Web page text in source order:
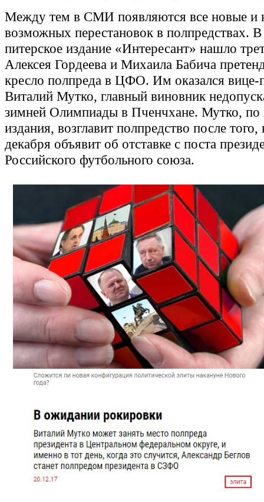
Между тем в СМИ появляются все новые и
возможных перестановок в полпредствах. В
питерское издание «Интересант» нашло
Алексея Гордеева и Михаила Бабича
кресло полпреда в ЦФО. Им оказался
Виталий Мутко, главный виновник
зимней Олимпиады в Пченчхане. Мутко, по
издания, возглавит полпредство после того,
декабря объявит об отставке с поста
Российского футбольного союза.